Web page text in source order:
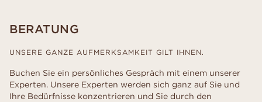
BERATUNG
UNSERE GANZE AUFMERKSAMKEIT GILT IHNEN.
Buchen Sie ein persönliches Gespräch mit einem unserer
Experten. Unsere Experten werden sich ganz auf Sie und
Ihre Bedürfnisse konzentrieren und Sie durch den